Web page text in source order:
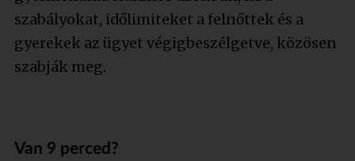
szabályokat, időlimiteket a felnőttek és a
gyerekek az ügyet végigbeszélgetve, közösen
szabják meg.
Van 9 perced?